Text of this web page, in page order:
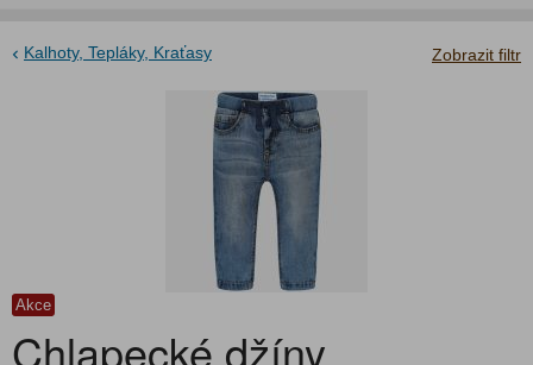
Zobrazit filtr
Kalhoty, Tepláky, Kraťasy
Akce
Chlapecké džíny